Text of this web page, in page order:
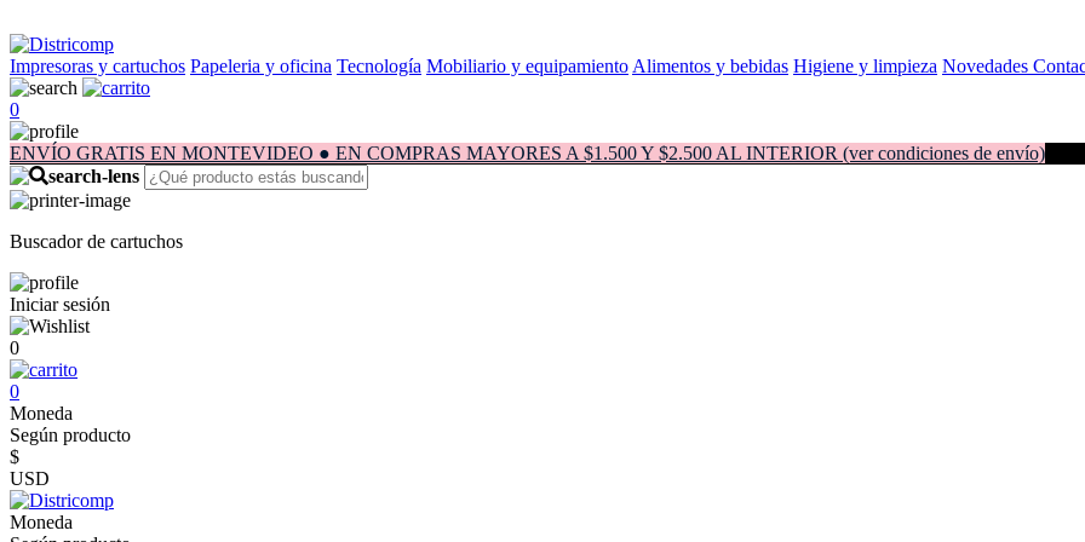
Impresoras y cartuchos Papeleria y oficina Tecnología Mobiliario y equipamiento Alimentos y bebidas Higiene y limpieza Novedades
0
ENVÍO GRATIS EN MONTEVIDEO ● EN COMPRAS MAYORES A $1.500 Y $2.500 AL INTERIOR (ver condiciones de envío)
Buscador de cartuchos
Iniciar sesión
0
0
Moneda
Según producto
$
USD
Moneda